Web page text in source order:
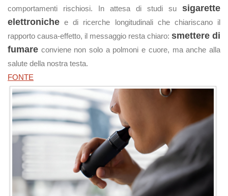
comportamenti rischiosi. In attesa di studi su sigarette
elettroniche e di ricerche longitudinali che chiariscano il
rapporto causa‑effetto, il messaggio resta chiaro: smettere di
fumare conviene non solo a polmoni e cuore, ma anche alla
salute della nostra testa.
FONTE